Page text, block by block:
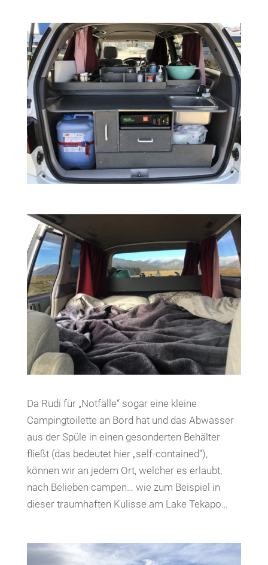
Da Rudi für „Notfälle“ sogar eine kleine
Campingtoilette an Bord hat und das Abwasser
aus der Spüle in einen gesonderten Behälter
fließt (das bedeutet hier „self-contained“),
können wir an jedem Ort, welcher es erlaubt,
nach Belieben campen… wie zum Beispiel in
dieser traumhaften Kulisse am Lake Tekapo…